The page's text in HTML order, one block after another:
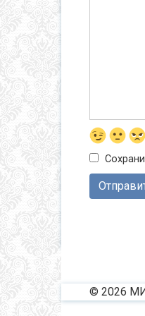
© 2026